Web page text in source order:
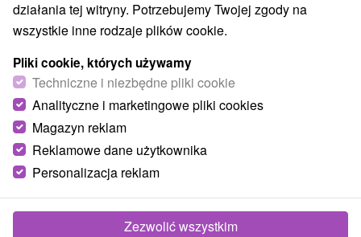
działania tej witryny. Potrzebujemy Twojej zgody na
wszystkie inne rodzaje plików cookie.
Pliki cookie, których używamy
Techniczne i niezbędne pliki cookie
Analityczne i marketingowe pliki cookies
Magazyn reklam
Reklamowe dane użytkownika
Personalizacja reklam
Zezwolić wszystkim